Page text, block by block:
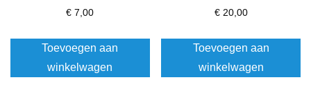
€ 7,00
Toevoegen aan
winkelwagen
€20,00
Toevoegen aan
winkelwagen